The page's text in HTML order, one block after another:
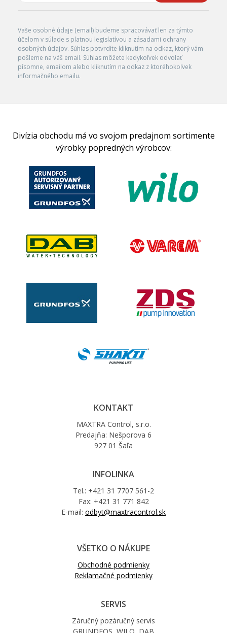
Vaše osobné údaje (email) budeme spracovávať len za týmto
účelom v súlade s platnou legislatívou a zásadami ochrany
osobných údajov. Súhlas potvrdíte kliknutím na odkaz, ktorý vám
pošleme na váš email. Súhlas môžete kedykoľvek odvolať
písomne, emailom alebo kliknutím na odkaz z ktoréhokoľvek
informačného emailu.
Divízia obchodu má vo svojom predajnom sortimente
výrobky popredných výrobcov:
KONTAKT
MAXTRA Control, s.r.o.
Predajňa: Nešporova 6
927 01 Šaľa
INFOLINKA
Tel.: +421 31 7707 561-2
Fax: +421 31 771 842
E-mail: odbyt@maxtracontrol.sk
VŠETKO O NÁKUPE
Obchodné podmienky
Reklamačné podmienky
SERVIS
Záručný pozáručný servis